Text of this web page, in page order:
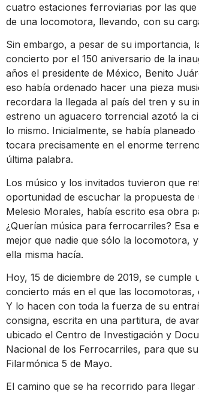
cuatro estaciones ferroviarias por las
de una locomotora, llevando, con su
Sin embargo, a pesar de su importancia,
concierto por el 150 aniversario de la
años el presidente de México, Benito
eso había ordenado hacer una pieza
recordara la llegada al país del tren y su
estreno un aguacero torrencial azotó la
lo mismo. Inicialmente, se había
tocara precisamente en el enorme
última palabra.
Los músico y los invitados tuvieron que
oportunidad de escuchar la propuesta
Melesio Morales, había escrito esa obra
¿Querían música para ferrocarriles? Esa
mejor que nadie que sólo la locomotora,
ella misma hacía.
Hoy, 15 de diciembre de 2019, se
concierto más en el que las
Y lo hacen con toda la fuerza de su
consigna, escrita en una partitura, de
ubicado el Centro de Investigación y
Nacional de los Ferrocarriles, para que
Filarmónica 5 de Mayo.
El camino que se ha recorrido para